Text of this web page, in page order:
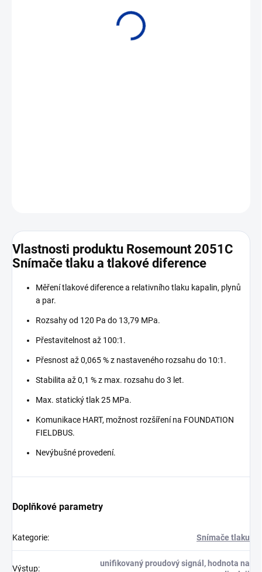
Vlastnosti produktu Rosemount 2051C
Snímače tlaku a tlakové diference
Měření tlakové diference a relativního tlaku kapalin, plynů
a par.
Rozsahy od 120 Pa do 13,79 MPa.
Přestavitelnost až 100:1.
Přesnost až 0,065 % z nastaveného rozsahu do 10:1.
Stabilita až 0,1 % z max. rozsahu do 3 let.
Max. statický tlak 25 MPa.
Komunikace HART, možnost rozšíření na FOUNDATION
FIELDBUS.
Nevýbušné provedení.
Doplňkové parametry
Kategorie: Snímače tlaku
Výstup:
unifikovaný proudový signál, hodnota na